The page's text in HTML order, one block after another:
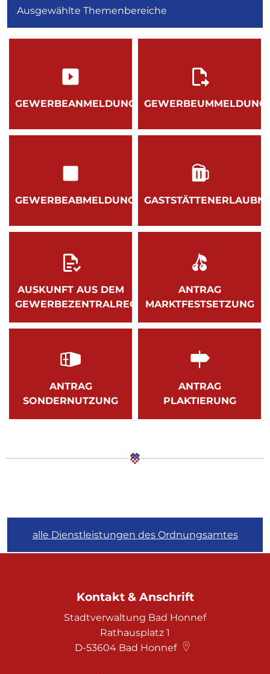
Ausgewählte Themenbereiche
GEWERBEANMELDUNG GEWERBEUMMELDUNG
GEWERBEABMELDUNG
AUSKUNFT AUS DEM
GEWERBEZENTRALREGISTER
ANTRAG
MARKTFESTSETZUNG
ANTRAG
SONDERNUTZUNG
ANTRAG
PLAKTIERUNG
alle Dienstleistungen des Ordnungsamtes
Kontakt & Anschrift
Stadtverwaltung Bad Honnef
Rathausplatz 1
D-53604 Bad Honnef